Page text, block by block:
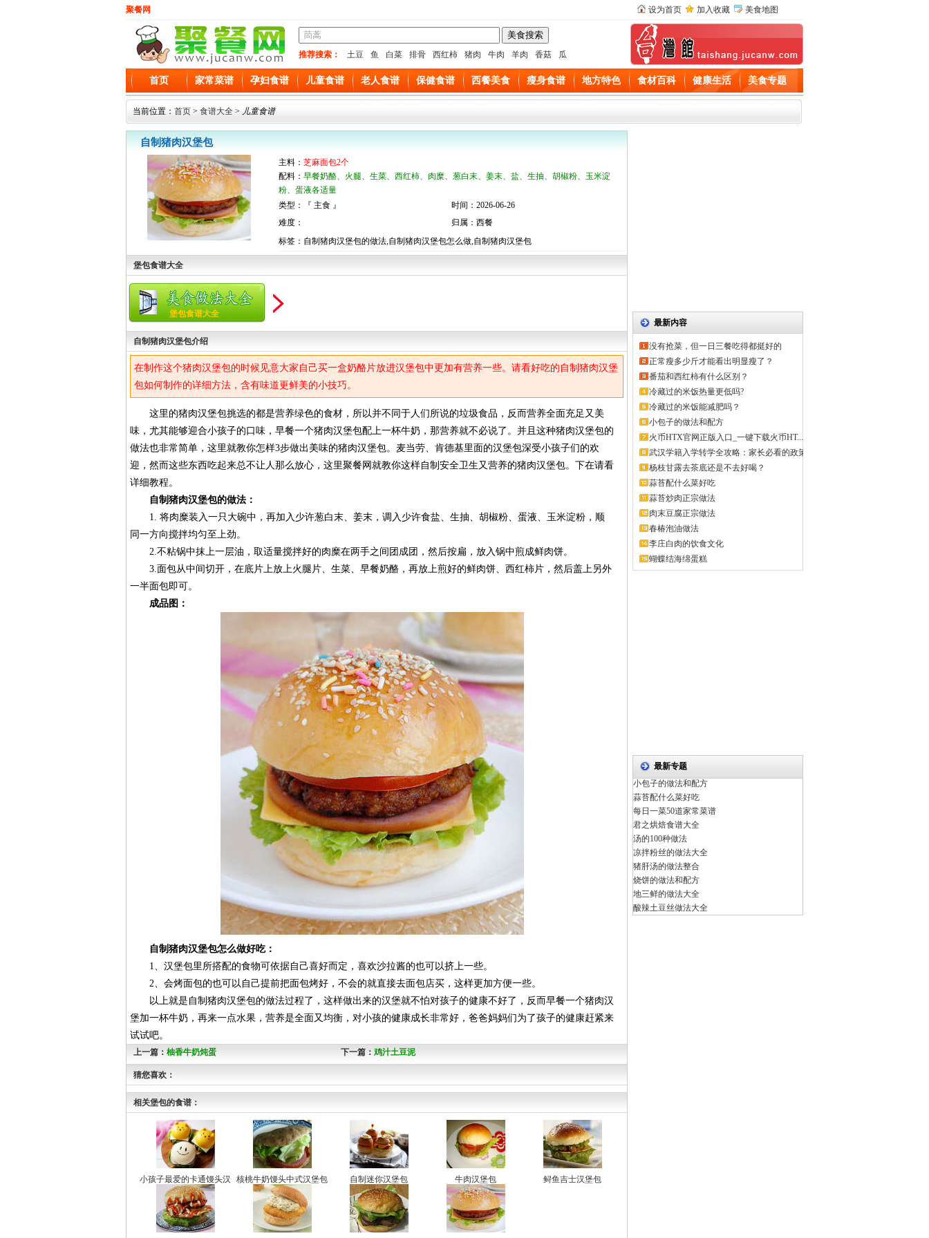
聚餐网 设为首页 加入收藏 美食地图
推荐搜索： 土豆 鱼 白菜 排骨 西红柿 猪肉 牛肉 羊肉 香菇 瓜
首页 家常菜谱 孕妇食谱 儿童食谱 老人食谱 保健食谱 西餐美食 瘦身食谱 地方特色 食材百科 健康生活 美食专题
当前位置： 首页 > 食谱大全 > 儿童食谱
自制猪肉汉堡包
主料： 芝麻面包2个
配料： 早餐奶酪、火腿、生菜、西红柿、肉糜、葱白末、姜末、盐、生抽、胡椒粉、玉米淀
粉、蛋液各适量
类型：『 主食 』
时间：2026-06-26
难度：
归属：西餐
标签：自制猪肉汉堡包的做法,自制猪肉汉堡包怎么做,自制猪肉汉堡包
堡包食谱大全
堡包食谱大全
自制猪肉汉堡包介绍
在制作这个猪肉汉堡包的时候见意大家自己买一盒奶酪片放进汉堡包中更加有营养一些。请看好吃的自制猪肉汉堡
包如何制作的详细方法，含有味道更鲜美的小技巧。
这里的猪肉汉堡包挑选的都是营养绿色的食材，所以并不同于人们所说的垃圾食品，反而营养全面充足又美
味，尤其能够迎合小孩子的口味，早餐一个猪肉汉堡包配上一杯牛奶，那营养就不必说了。并且这种猪肉汉堡包的
做法也非常简单，这里就教你怎样3步做出美味的猪肉汉堡包。麦当劳、肯德基里面的汉堡包深受小孩子们的欢
迎，然而这些东西吃起来总不让人那么放心，这里聚餐网就教你这样自制安全卫生又营养的猪肉汉堡包。下在请看
详细教程。
自制猪肉汉堡包的做法：
1. 将肉糜装入一只大碗中，再加入少许葱白末、姜末，调入少许食盐、生抽、胡椒粉、蛋液、玉米淀粉，顺
同一方向搅拌均匀至上劲。
2.不粘锅中抹上一层油，取适量搅拌好的肉糜在两手之间团成团，然后按扁，放入锅中煎成鲜肉饼。
3.面包从中间切开，在底片上放上火腿片、生菜、早餐奶酪，再放上煎好的鲜肉饼、西红柿片，然后盖上另外
一半面包即可。
成品图：
自制猪肉汉堡包怎么做好吃：
1、汉堡包里所搭配的食物可依据自己喜好而定，喜欢沙拉酱的也可以挤上一些。
2、会烤面包的也可以自己提前把面包烤好，不会的就直接去面包店买，这样更加方便一些。
以上就是自制猪肉汉堡包的做法过程了，这样做出来的汉堡就不怕对孩子的健康不好了，反而早餐一个猪肉汉
堡加一杯牛奶，再来一点水果，营养是全面又均衡，对小孩的健康成长非常好，爸爸妈妈们为了孩子的健康赶紧来
试试吧。
上一篇： 柚香牛奶炖蛋 下一篇： 鸡汁土豆泥
猜您喜欢：
相关堡包的食谱：
小孩子最爱的卡通馒头汉
堡包
核桃牛奶馒头中式汉堡包 自制迷你汉堡包 牛肉汉堡包 鲟鱼吉士汉堡包
最新内容
没有抢菜，但一日三餐吃得都挺好的
正常瘦多少斤才能看出明显瘦了？
番茄和西红柿有什么区别？
冷藏过的米饭热量更低吗?
冷藏过的米饭能减肥吗？
小包子的做法和配方
火币HTX官网正版入口_一键下载火币HT...
武汉学籍入学转学全攻略：家长必看的政策
解...
杨枝甘露去茶底还是不去好喝？
蒜苔配什么菜好吃
蒜苔炒肉正宗做法
肉末豆腐正宗做法
春椿泡油做法
李庄白肉的饮食文化
蝴蝶结海绵蛋糕
最新专题
小包子的做法和配方
蒜苔配什么菜好吃
每日一菜50道家常菜谱
君之烘焙食谱大全
汤的100种做法
凉拌粉丝的做法大全
猪肝汤的做法整合
烧饼的做法和配方
地三鲜的做法大全
酸辣土豆丝做法大全